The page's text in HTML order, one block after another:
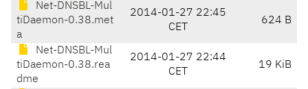
Net-DNSBL-Mul
tiDaemon-0.38.met
a
2014-01-27 22:45
CET
624 B
Net-DNSBL-Mul
tiDaemon-0.38.rea
dme
2014-01-27 22:44
CET
19 KiB